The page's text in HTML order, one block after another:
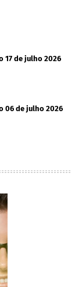
17 de julho 2026
06 de julho 2026